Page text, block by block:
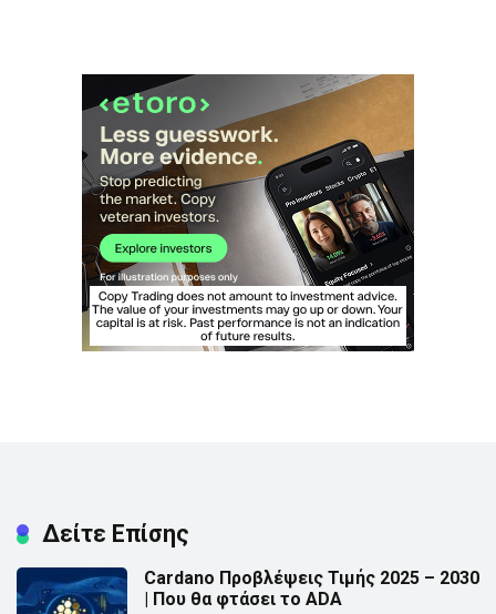
Δείτε Επίσης
Cardano Προβλέψεις Τιμής 2025 – 2030
| Που θα φτάσει το ADA